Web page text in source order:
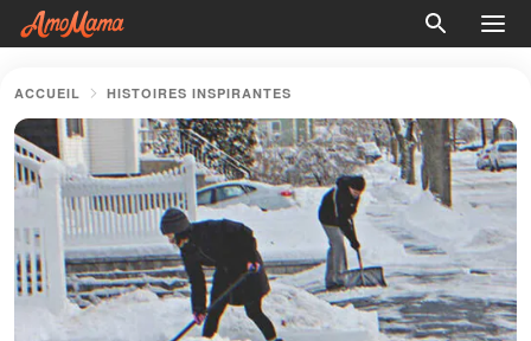
ACCUEIL HISTOIRES INSPIRANTES